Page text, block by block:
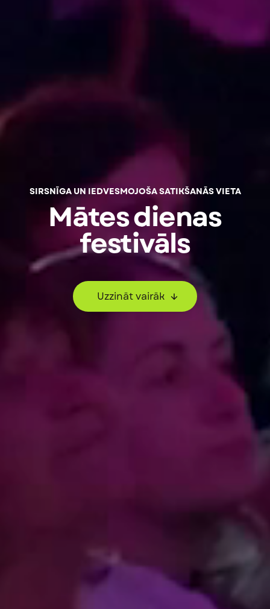
SIRSNĪGA UN IEDVESMOJOŠA SATIKŠANĀS VIETA
Mātes dienas
festivāls
Uzzināt vairāk